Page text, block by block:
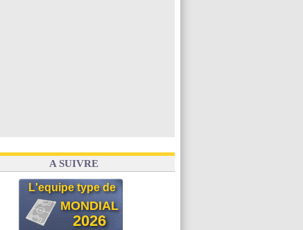
A SUIVRE
L'equipe type de
MONDIAL
2026